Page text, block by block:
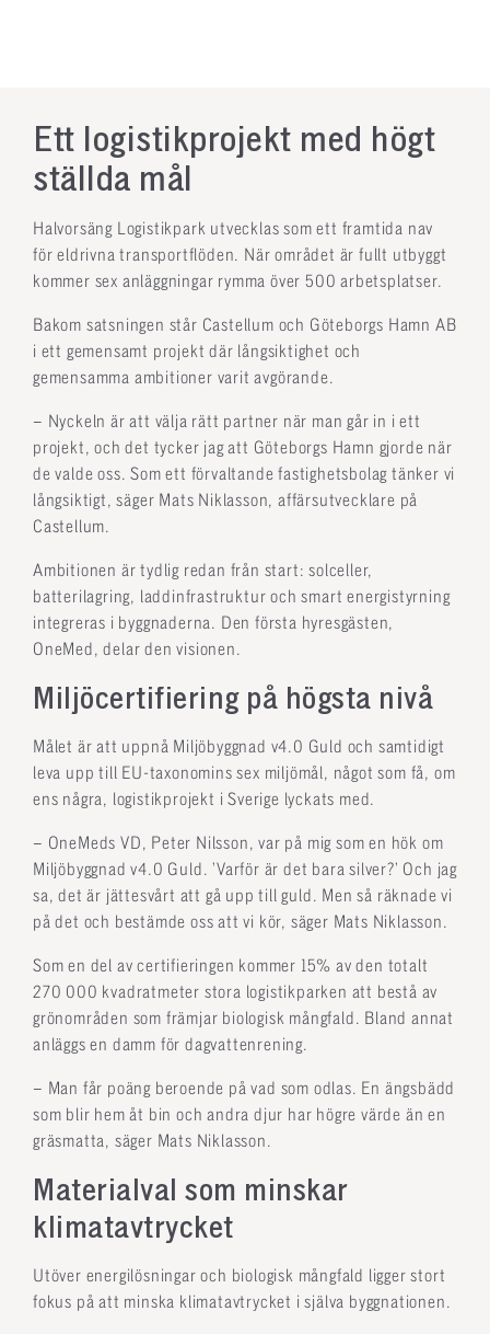
Ett logistikprojekt med högt
ställda mål
Halvorsäng Logistikpark utvecklas som ett framtida nav
för eldrivna transportflöden. När området är fullt utbyggt
kommer sex anläggningar rymma över 500 arbetsplatser.
Bakom satsningen står Castellum och Göteborgs Hamn AB
i ett gemensamt projekt där långsiktighet och
gemensamma ambitioner varit avgörande.
– Nyckeln är att välja rätt partner när man går in i ett
projekt, och det tycker jag att Göteborgs Hamn gjorde när
de valde oss. Som ett förvaltande fastighetsbolag tänker vi
långsiktigt, säger Mats Niklasson, affärsutvecklare på
Castellum.
Ambitionen är tydlig redan från start: solceller,
batterilagring, laddinfrastruktur och smart energistyrning
integreras i byggnaderna. Den första hyresgästen,
OneMed, delar den visionen.
Miljöcertifiering på högsta nivå
Målet är att uppnå Miljöbyggnad v4.0 Guld och samtidigt
leva upp till EU-taxonomins sex miljömål, något som få, om
ens några, logistikprojekt i Sverige lyckats med.
– OneMeds VD, Peter Nilsson, var på mig som en hök om
Miljöbyggnad v4.0 Guld. ’Varför är det bara silver?’ Och jag
sa, det är jättesvårt att gå upp till guld. Men så räknade vi
på det och bestämde oss att vi kör, säger Mats Niklasson.
Som en del av certifieringen kommer 15% av den totalt
270 000 kvadratmeter stora logistikparken att bestå av
grönområden som främjar biologisk mångfald. Bland annat
anläggs en damm för dagvattenrening.
– Man får poäng beroende på vad som odlas. En ängsbädd
som blir hem åt bin och andra djur har högre värde än en
gräsmatta, säger Mats Niklasson.
Materialval som minskar
klimatavtrycket
Utöver energilösningar och biologisk mångfald ligger stort
fokus på att minska klimatavtrycket i själva byggnationen.